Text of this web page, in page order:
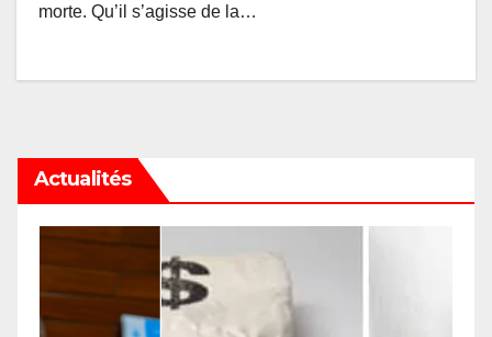
morte. Qu’il s’agisse de la…
Actualités